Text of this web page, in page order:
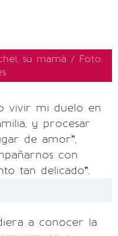
su mamá / Foto:
vivir mi duelo en
y procesar
de amor”,
con
tan delicado”.
a conocer la